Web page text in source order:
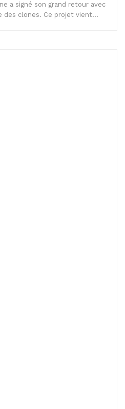
a signé son grand retour avec
des clones. Ce projet vient…